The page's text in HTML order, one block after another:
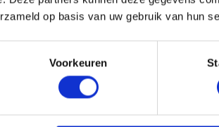
op basis van uw gebruik van hun
Voorkeuren
vernieuwd receptuur) reiniger
is
en verwijdert snel alle vuil en